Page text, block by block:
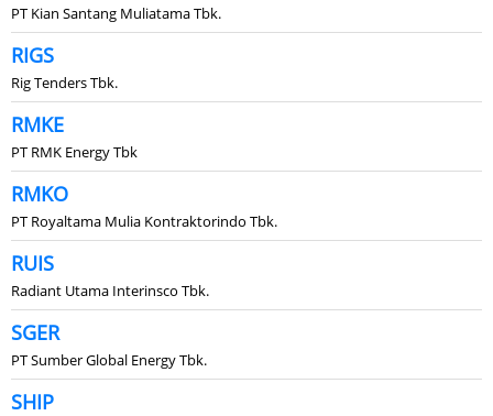
PT Kian Santang Muliatama Tbk.
RIGS
Rig Tenders Tbk.
RMKE
PT RMK Energy Tbk
RMKO
PT Royaltama Mulia Kontraktorindo Tbk.
RUIS
Radiant Utama Interinsco Tbk.
SGER
PT Sumber Global Energy Tbk.
SHIP